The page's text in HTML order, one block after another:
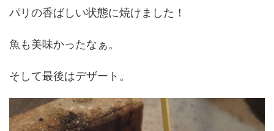
パリの香ばしい状態に焼けました！
魚も美味かったなぁ。
そして最後はデザート。